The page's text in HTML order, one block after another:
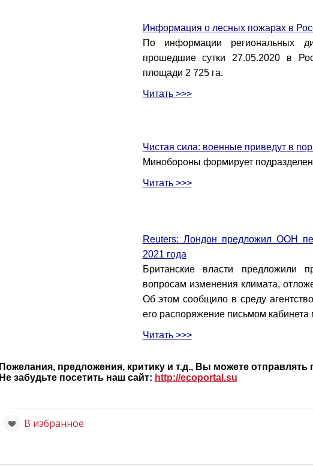
Информация о лесных пожарах в
По информации региональных
прошедшие сутки 27.05.2020 в
площади 2 725 га.
Читать >>>
Чистая сила: военные приведут в
Минобороны формирует
Читать >>>
Reuters: Лондон предложил ООН
2021 года
Британские власти
вопросам изменения климата,
Об этом сообщило в среду
его распоряжение письмом
Читать >>>
Пожелания, предложения, критику и т.д., Вы можете отправлять
Не забудьте посетить наш сайт: http://ecoportal.su
В избранное